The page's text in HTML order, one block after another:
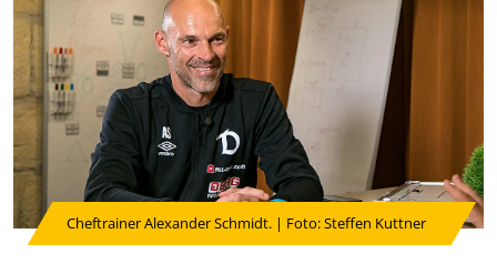
Cheftrainer Alexander Schmidt. | Foto: Steffen Kuttner